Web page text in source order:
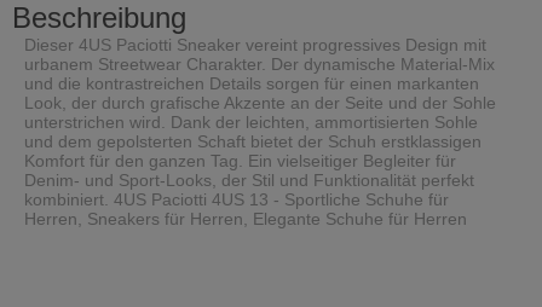
Beschreibung
Dieser 4US Paciotti Sneaker vereint progressives Design mit
urbanem Streetwear Charakter. Der dynamische Material-Mix
und die kontrastreichen Details sorgen für einen markanten
Look, der durch grafische Akzente an der Seite und der Sohle
unterstrichen wird. Dank der leichten, ammortisierten Sohle
und dem gepolsterten Schaft bietet der Schuh erstklassigen
Komfort für den ganzen Tag. Ein vielseitiger Begleiter für
Denim- und Sport-Looks, der Stil und Funktionalität perfekt
kombiniert. 4US Paciotti 4US 13 - Sportliche Schuhe für
Herren, Sneakers für Herren, Elegante Schuhe für Herren